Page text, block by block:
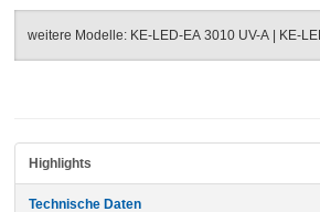
weitere Modelle: KE-LED-EA 3010 UV-A KE-
Highlights
Technische Daten